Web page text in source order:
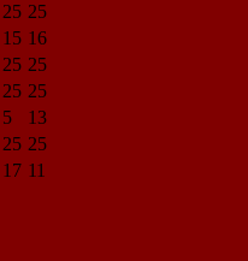
25 25
15 16
25 25
25 25
5
13
25 25
17 11